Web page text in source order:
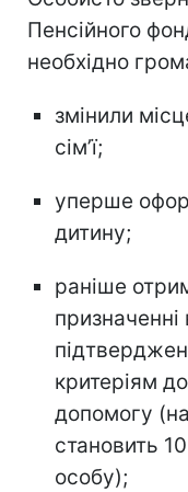
Пенсійного
необхідно
змінили
сімʼї;
уперше
дитину;
раніше
призначенні
критеріям
допомогу
становить
особу);